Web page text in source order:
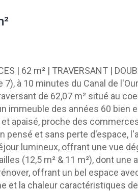
| 62 m² | TRAVERSANT |
à 10 minutes du Canal de
de 62,07 m² situé au
immeuble des années 60
apaisé, proche des
pensé et sans perte
lumineux, offrant une vue
(12,5 m² & 11 m²), dont
offrant un bel espace
et la chaleur caractéristiques